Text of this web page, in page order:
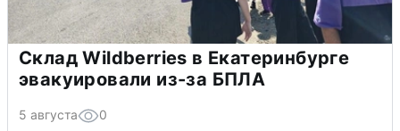
Склад Wildberries в Екатеринбурге
эвакуировали из-за БПЛА
5 августа 0